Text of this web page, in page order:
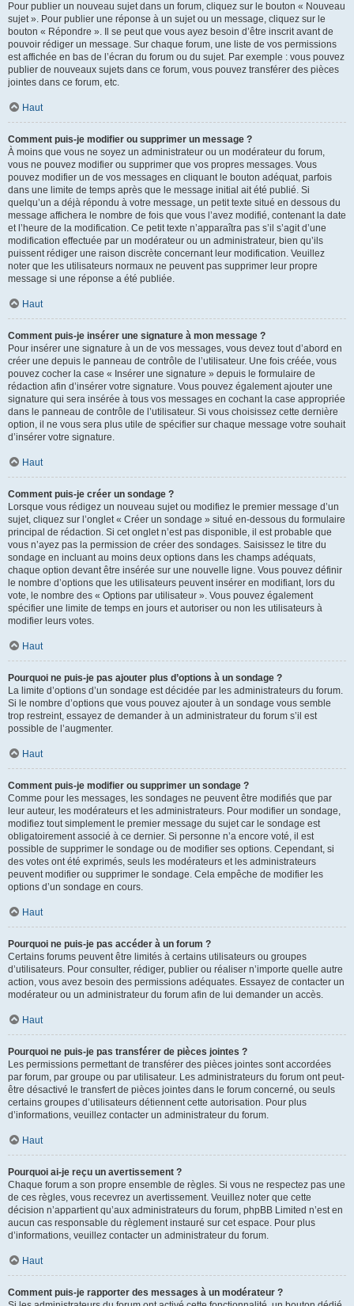
Pour publier un nouveau sujet dans un forum, cliquez sur le bouton « Nouveau
sujet ». Pour publier une réponse à un sujet ou un message, cliquez sur le
bouton « Répondre ». Il se peut que vous ayez besoin d’être inscrit avant de
pouvoir rédiger un message. Sur chaque forum, une liste de vos permissions
est affichée en bas de l’écran du forum ou du sujet. Par exemple : vous pouvez
publier de nouveaux sujets dans ce forum, vous pouvez transférer des pièces
jointes dans ce forum, etc.
Haut
Comment puis-je modifier ou supprimer un message ?
À moins que vous ne soyez un administrateur ou un modérateur du forum,
vous ne pouvez modifier ou supprimer que vos propres messages. Vous
pouvez modifier un de vos messages en cliquant le bouton adéquat, parfois
dans une limite de temps après que le message initial ait été publié. Si
quelqu’un a déjà répondu à votre message, un petit texte situé en dessous du
message affichera le nombre de fois que vous l’avez modifié, contenant la date
et l’heure de la modification. Ce petit texte n’apparaîtra pas s’il s’agit d’une
modification effectuée par un modérateur ou un administrateur, bien qu’ils
puissent rédiger une raison discrète concernant leur modification. Veuillez
noter que les utilisateurs normaux ne peuvent pas supprimer leur propre
message si une réponse a été publiée.
Haut
Comment puis-je insérer une signature à mon message ?
Pour insérer une signature à un de vos messages, vous devez tout d’abord en
créer une depuis le panneau de contrôle de l’utilisateur. Une fois créée, vous
pouvez cocher la case « Insérer une signature » depuis le formulaire de
rédaction afin d’insérer votre signature. Vous pouvez également ajouter une
signature qui sera insérée à tous vos messages en cochant la case appropriée
dans le panneau de contrôle de l’utilisateur. Si vous choisissez cette dernière
option, il ne vous sera plus utile de spécifier sur chaque message votre souhait
d’insérer votre signature.
Haut
Comment puis-je créer un sondage ?
Lorsque vous rédigez un nouveau sujet ou modifiez le premier message d’un
sujet, cliquez sur l’onglet « Créer un sondage » situé en-dessous du formulaire
principal de rédaction. Si cet onglet n’est pas disponible, il est probable que
vous n’ayez pas la permission de créer des sondages. Saisissez le titre du
sondage en incluant au moins deux options dans les champs adéquats,
chaque option devant être insérée sur une nouvelle ligne. Vous pouvez définir
le nombre d’options que les utilisateurs peuvent insérer en modifiant, lors du
vote, le nombre des « Options par utilisateur ». Vous pouvez également
spécifier une limite de temps en jours et autoriser ou non les utilisateurs à
modifier leurs votes.
Haut
Pourquoi ne puis-je pas ajouter plus d’options à un sondage ?
La limite d’options d’un sondage est décidée par les administrateurs du forum.
Si le nombre d’options que vous pouvez ajouter à un sondage vous semble
trop restreint, essayez de demander à un administrateur du forum s’il est
possible de l’augmenter.
Haut
Comment puis-je modifier ou supprimer un sondage ?
Comme pour les messages, les sondages ne peuvent être modifiés que par
leur auteur, les modérateurs et les administrateurs. Pour modifier un sondage,
modifiez tout simplement le premier message du sujet car le sondage est
obligatoirement associé à ce dernier. Si personne n’a encore voté, il est
possible de supprimer le sondage ou de modifier ses options. Cependant, si
des votes ont été exprimés, seuls les modérateurs et les administrateurs
peuvent modifier ou supprimer le sondage. Cela empêche de modifier les
options d’un sondage en cours.
Haut
Pourquoi ne puis-je pas accéder à un forum ?
Certains forums peuvent être limités à certains utilisateurs ou groupes
d’utilisateurs. Pour consulter, rédiger, publier ou réaliser n’importe quelle autre
action, vous avez besoin des permissions adéquates. Essayez de contacter un
modérateur ou un administrateur du forum afin de lui demander un accès.
Haut
Pourquoi ne puis-je pas transférer de pièces jointes ?
Les permissions permettant de transférer des pièces jointes sont accordées
par forum, par groupe ou par utilisateur. Les administrateurs du forum ont peut-
être désactivé le transfert de pièces jointes dans le forum concerné, ou seuls
certains groupes d’utilisateurs détiennent cette autorisation. Pour plus
d’informations, veuillez contacter un administrateur du forum.
Haut
Pourquoi ai-je reçu un avertissement ?
Chaque forum a son propre ensemble de règles. Si vous ne respectez pas une
de ces règles, vous recevrez un avertissement. Veuillez noter que cette
décision n’appartient qu’aux administrateurs du forum, phpBB Limited n’est en
aucun cas responsable du règlement instauré sur cet espace. Pour plus
d’informations, veuillez contacter un administrateur du forum.
Haut
Comment puis-je rapporter des messages à un modérateur ?